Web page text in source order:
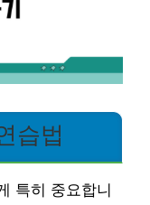
습법
특히 중요합니